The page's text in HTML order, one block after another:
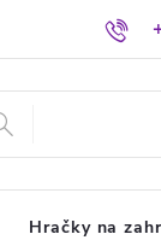
Hračky na